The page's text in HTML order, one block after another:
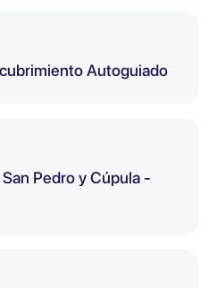
Autoguiado
Pedro y Cúpula -